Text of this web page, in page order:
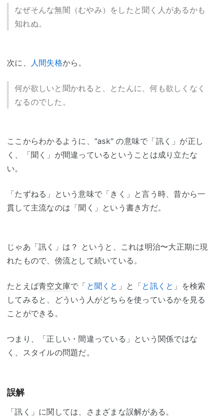
なぜそんな無闇（むやみ）をしたと聞く人があるかも
知れぬ。
次に、 人間失格から。
何が欲しいと聞かれると、とたんに、何も欲しくなく
なるのでした。
ここからわかるように、"ask" の意味で「訊く」が正し
く、「聞く」が間違っているということは成り立たな
い。
「たずねる」という意味で「きく」と言う時、昔から一
貫して主流なのは「聞く」という書き方だ。
じゃあ「訊く」は？ というと、これは明治〜大正期に現
れたもので、傍流として続いている。
たとえば青空文庫で「 と聞くと 」と「と訊くと 」を検索
してみると、どういう人がどちらを使っているかを見る
ことができる。
つまり、「正しい・間違っている」という関係ではな
く、スタイルの問題だ。
誤解
「訊く」に関しては、さまざまな誤解がある。